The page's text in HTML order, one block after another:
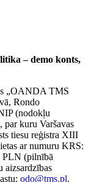
– demo konts,
„OANDA TMS
Rondo
(nodokļu
kuru Varšavas
tiesu reģistra XIII
ar numuru KRS:
PLN (pilnībā
aizsardzības
odo@tms.pl.